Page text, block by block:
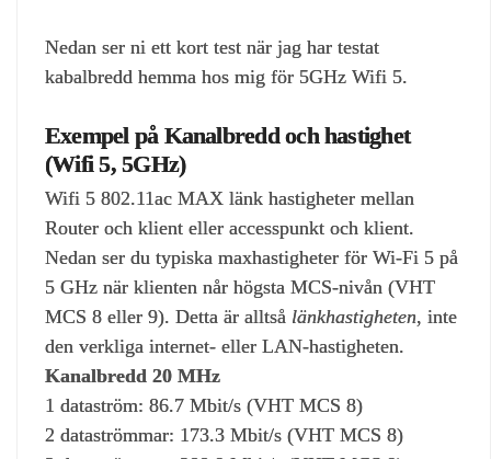
Nedan ser ni ett kort test när jag har testat
kabalbredd hemma hos mig för 5GHz Wifi 5.
Exempel på Kanalbredd och hastighet
(Wifi 5, 5GHz)
Wifi 5 802.11ac MAX länk hastigheter mellan
Router och klient eller accesspunkt och klient.
Nedan ser du typiska maxhastigheter för Wi‑Fi 5 på
5 GHz när klienten når högsta MCS‑nivån (VHT
MCS 8 eller 9). Detta är alltså länkhastigheten, inte
den verkliga internet- eller LAN‑hastigheten.
Kanalbredd 20 MHz
1 dataström: 86.7 Mbit/s (VHT MCS 8)
2 dataströmmar: 173.3 Mbit/s (VHT MCS 8)